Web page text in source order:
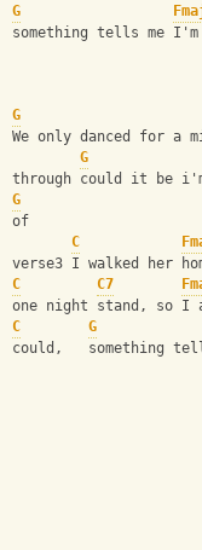
G
something tells me I'm
G
We only danced for a
G
through could it be
G
of
C
verse3 I walked her
C
C7
one night stand, so I
C
G
could,   something